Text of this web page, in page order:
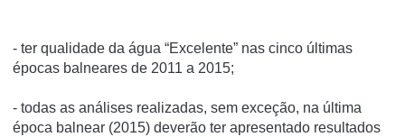
- ter qualidade da água “Excelente” nas cinco últimas
épocas balneares de 2011 a 2015;
- todas as análises realizadas, sem exceção, na última
época balnear (2015) deverão ter apresentado resultados